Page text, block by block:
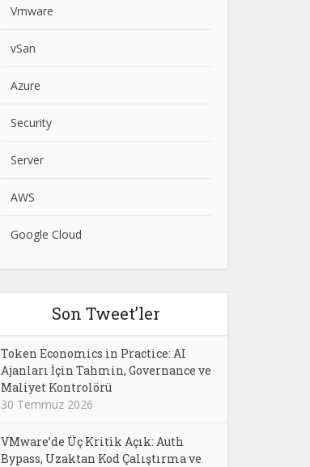
Vmware
vSan
Azure
Security
Server
AWS
Google Cloud
Son Tweet’ler
Token Economics in Practice: AI
Ajanları İçin Tahmin, Governance ve
Maliyet Kontrolörü
30 Temmuz 2026
VMware’de Üç Kritik Açık: Auth
Bypass, Uzaktan Kod Çalıştırma ve